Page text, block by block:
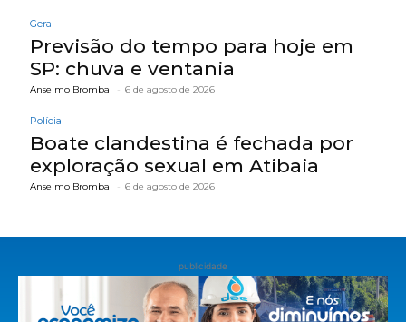
Geral
Previsão do tempo para hoje em
SP: chuva e ventania
Anselmo Brombal - 6 de agosto de 2026
Polícia
Boate clandestina é fechada por
exploração sexual em Atibaia
Anselmo Brombal - 6 de agosto de 2026
publicidade